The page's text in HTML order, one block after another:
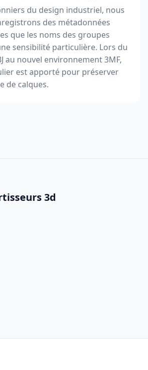
du design industriel, nous
des métadonnées
que les noms des groupes
sensibilité particulière. Lors du
au nouvel environnement 3MF,
est apporté pour préserver
de calques.
3d